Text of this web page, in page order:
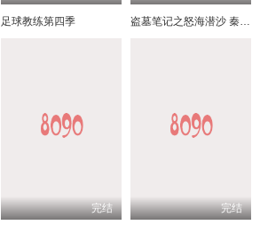
足球教练第四季 盗墓笔记之怒海潜沙 秦岭神树
完结 完结